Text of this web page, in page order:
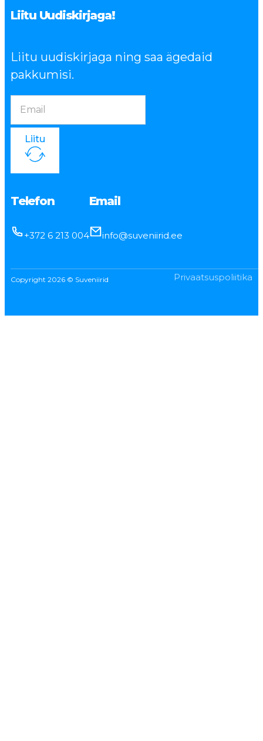
Liitu Uudiskirjaga!
Liitu uudiskirjaga ning saa ägedaid
pakkumisi.
Liitu
Telefon
+372 6 213 004
Email
info@suveniirid.ee
Copyright 2026 © Suveniirid Privaatsuspoliitika